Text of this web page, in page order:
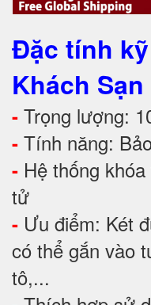
Đặc tính
Khách
- Trọng lượng:
- Tính năng:
- Hệ thống
tử
- Ưu điểm: Két
có thể gắn vào
tô,...